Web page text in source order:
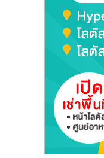
ไชส์,